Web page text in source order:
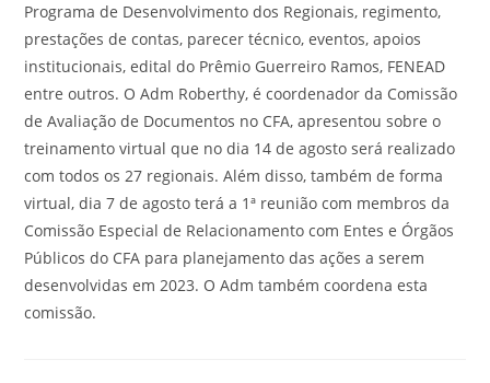
Programa de Desenvolvimento dos Regionais, regimento,
prestações de contas, parecer técnico, eventos, apoios
institucionais, edital do Prêmio Guerreiro Ramos, FENEAD
entre outros. O Adm Roberthy, é coordenador da Comissão
de Avaliação de Documentos no CFA, apresentou sobre o
treinamento virtual que no dia 14 de agosto será realizado
com todos os 27 regionais. Além disso, também de forma
virtual, dia 7 de agosto terá a 1ª reunião com membros da
Comissão Especial de Relacionamento com Entes e Órgãos
Públicos do CFA para planejamento das ações a serem
desenvolvidas em 2023. O Adm também coordena esta
comissão.